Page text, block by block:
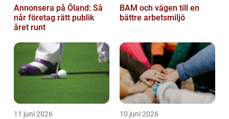
Annonsera på Öland: Så
når företag rätt publik
året runt
BAM och vägen till en
bättre arbetsmiljö
11 juni 2026 10 juni 2026